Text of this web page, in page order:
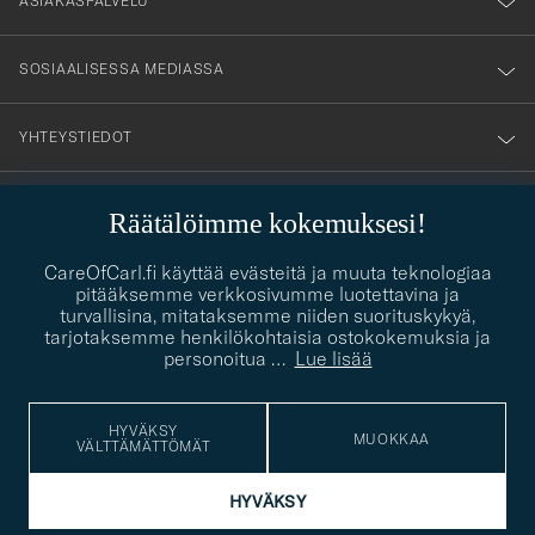
Räätälöimme kokemuksesi!
CareOfCarl.fi käyttää evästeitä ja muuta teknologiaa
pitääksemme verkkosivumme luotettavina ja
turvallisina, mitataksemme niiden suorituskykyä,
tarjotaksemme henkilökohtaisia ostokokemuksia ja
personoitua … Lue lisää
HYVÄKSY
VÄLTTÄMÄTTÖMÄT
MUOKKAA
HYVÄKSY
SOSIAALISESSA MEDIASSA
YHTEYSTIEDOT
contact@careofcarl.com
PUKEUTUMISNEUVONTA
Kaipaatko apua oman tyylisi löytämiseen? Me autamme sinua
mielellämme!
PUKEUTUMISNEUVONTA
© Care of Carl 2026